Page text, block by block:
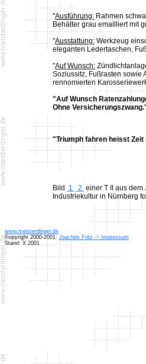
"Ausführung:Rahmen
Behälter grau emailliert mit
"Ausstattung:Werkzeug
eleganten Ledertaschen,
"Auf Wunsch:
Soziussitz, Fußrasten sowie
rennomierten
"Auf Wunsch
Ohne
"Triumph fahren heisst Zeit
Bild 1 2 einer T II aus
Industriekultur in Nürnberg
www.meisterdinger.de
©opyright 2000-2001: Joachim Fritz -> Impressum
Stand: X.2001